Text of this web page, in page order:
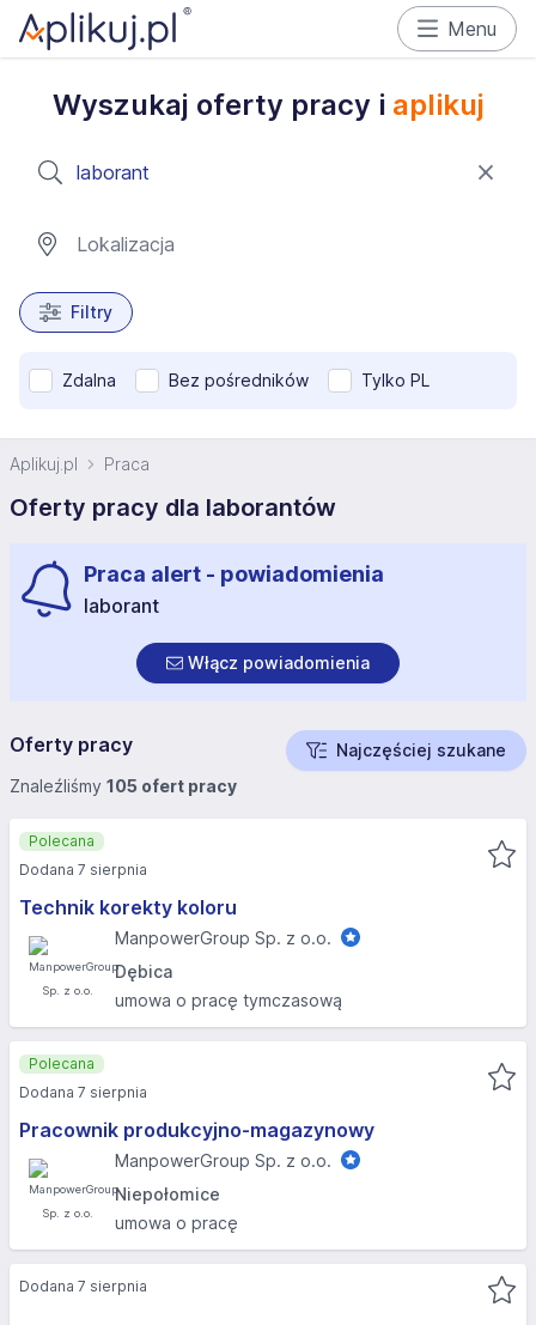
Menu
Wyszukaj oferty pracy i aplikuj
Filtry
Zdalna Bez pośredników Tylko PL
Aplikuj.pl Praca
Oferty pracy dla laborantów
Praca alert - powiadomienia
laborant
Włącz powiadomienia
Oferty pracy
Najczęściej szukane
Znaleźliśmy 105 ofert pracy
Technik korekty koloru
ManpowerGroup Sp. z o.o.
Dębica
umowa o pracę tymczasową
Polecana
Dodana 7 sierpnia
Pracownik produkcyjno-magazynowy
ManpowerGroup Sp. z o.o.
Niepołomice
umowa o pracę
Polecana
Dodana 7 sierpnia
Dodana 7 sierpnia